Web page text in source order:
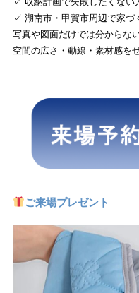
✓ 湖南市・甲賀市周辺で家づ
写真や図面だけでは分からない
空間の広さ・動線・素材感を
ご来場プレゼント